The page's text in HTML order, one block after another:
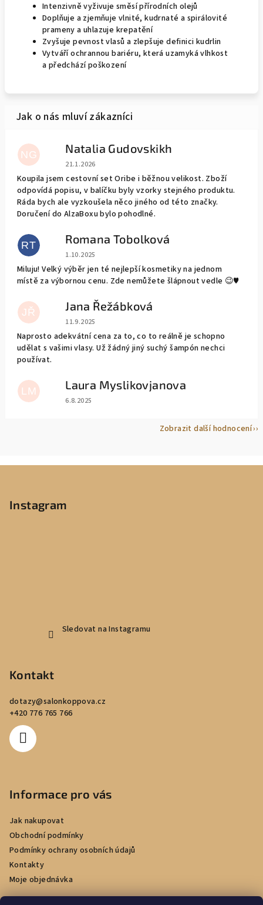
Intenzivně vyživuje směsí přírodních olejů
Doplňuje a zjemňuje vlnité, kudrnaté a spirálovité
prameny a uhlazuje krepatění
Zvyšuje pevnost vlasů a zlepšuje definici kudrlin
Vytváří ochrannou bariéru, která uzamyká vlhkost
a předchází poškození
NG Natalia Gudovskikh
Hodnocení obchodu je 5 z 5 hvězdiček.
21.1.2026
Koupila jsem cestovní set Oribe i běžnou velikost. Zboží
odpovídá popisu, v balíčku byly vzorky stejného produktu.
Ráda bych ale vyzkoušela něco jiného od této značky.
Doručení do AlzaBoxu bylo pohodlné.
RT Romana Tobolková
Hodnocení obchodu je 5 z 5 hvězdiček.
1.10.2025
Miluju! Velký výběr jen té nejlepší kosmetiky na jednom
místě za výbornou cenu. Zde nemůžete šlápnout vedle 😉♥️
JŘ Jana Řežábková
Hodnocení obchodu je 5 z 5 hvězdiček.
11.9.2025
Naprosto adekvátní cena za to, co to reálně je schopno
udělat s vašimi vlasy. Už žádný jiný suchý šampón nechci
používat.
LM Laura Myslikovjanova
Hodnocení obchodu je 5 z 5 hvězdiček.
6.8.2025
Zobrazit další hodnocení
Instagram
Sledovat na Instagramu
Kontakt
dotazy@salonkoppova.cz
+420 776 765 766
Informace pro vás
Jak nakupovat
Obchodní podmínky
Podmínky ochrany osobních údajů
Kontakty
Moje objednávka